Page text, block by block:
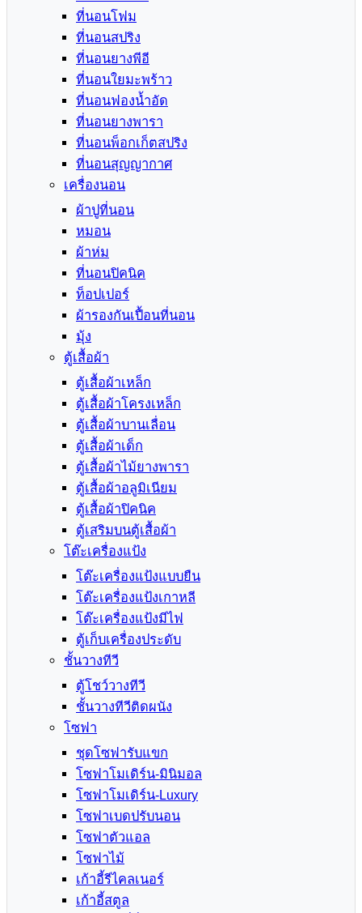
ที่นอนโฟม
ที่นอนสปริง
ที่นอนยางพีอี
ที่นอนใยมะพร้าว
ที่นอนฟองน้ำอัด
ที่นอนยางพารา
ที่นอนพ็อกเก็ตสปริง
ที่นอนสุญญากาศ
เครื่องนอน
ผ้าปูที่นอน
หมอน
ผ้าห่ม
ที่นอนปิคนิค
ท็อปเปอร์
ผ้ารองกันเปื้อนที่นอน
มุ้ง
ตู้เสื้อผ้า
ตู้เสื้อผ้าเหล็ก
ตู้เสื้อผ้าโครงเหล็ก
ตู้เสื้อผ้าบานเลื่อน
ตู้เสื้อผ้าเด็ก
ตู้เสื้อผ้าไม้ยางพารา
ตู้เสื้อผ้าอลูมิเนียม
ตู้เสื้อผ้าปิคนิค
ตู้เสริมบนตู้เสื้อผ้า
โต๊ะเครื่องแป้ง
โต๊ะเครื่องแป้งแบบยืน
โต๊ะเครื่องแป้งเกาหลี
โต๊ะเครื่องแป้งมีไฟ
ตู้เก็บเครื่องประดับ
ชั้นวางทีวี
ตู้โชว์วางทีวี
ชั้นวางทีวีติดผนัง
โซฟา
ชุดโซฟารับแขก
โซฟาโมเดิร์น-มินิมอล
โซฟาโมเดิร์น-Luxury
โซฟาเบดปรับนอน
โซฟาตัวแอล
โซฟาไม้
เก้าอี้รีไคลเนอร์
เก้าอี้สตูล